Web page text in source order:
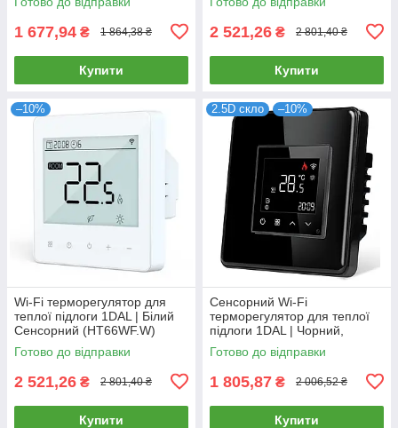
1 677,94 ₴ 1 864,38 ₴
Купити
2 521,26 ₴ 2 801,40 ₴
Купити
–10%
Wi-Fi терморегулятор для
теплої підлоги 1DAL | Білий
Сенсорний (HT66WF.W)
Готово до відправки
2 521,26 ₴ 2 801,40 ₴
Купити
2.5D скло –10%
Сенсорний Wi-Fi
терморегулятор для теплої
підлоги 1DAL | Чорний,
Скляна рамка (G86D-
TR.WF.BL)
Готово до відправки
1 805,87 ₴ 2 006,52 ₴
Купити